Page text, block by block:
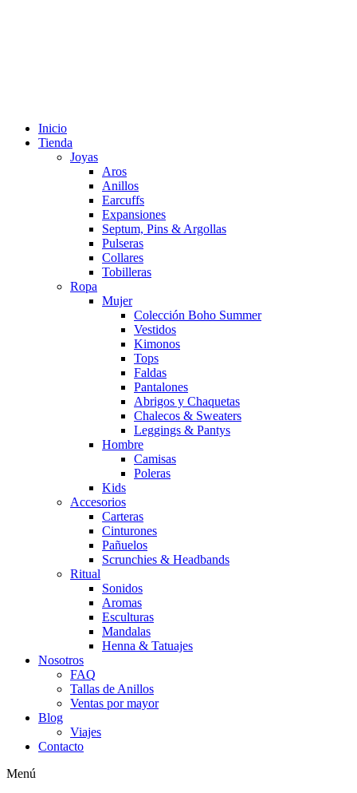
Inicio
Tienda
Joyas
Aros
Anillos
Earcuffs
Expansiones
Septum, Pins & Argollas
Pulseras
Collares
Tobilleras
Ropa
Mujer
Colección Boho Summer
Vestidos
Kimonos
Tops
Faldas
Pantalones
Abrigos y Chaquetas
Chalecos & Sweaters
Leggings & Pantys
Hombre
Camisas
Poleras
Kids
Accesorios
Carteras
Cinturones
Pañuelos
Scrunchies & Headbands
Ritual
Sonidos
Aromas
Esculturas
Mandalas
Henna & Tatuajes
Nosotros
FAQ
Tallas de Anillos
Ventas por mayor
Blog
Viajes
Contacto
Menú